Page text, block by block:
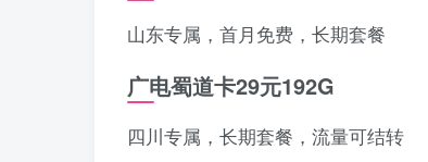
山东专属，首月免费，长期套餐
广电蜀道卡29元192G
四川专属，长期套餐，流量可结转